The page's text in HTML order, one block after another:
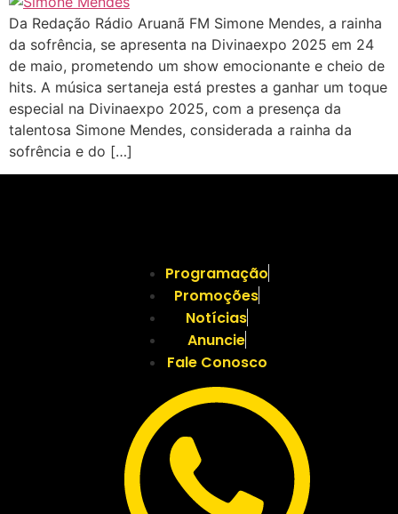
Da Redação Rádio Aruanã FM Simone Mendes, a rainha
da sofrência, se apresenta na Divinaexpo 2025 em 24
de maio, prometendo um show emocionante e cheio de
hits. A música sertaneja está prestes a ganhar um toque
especial na Divinaexpo 2025, com a presença da
talentosa Simone Mendes, considerada a rainha da
sofrência e do […]
Programação
Promoções
Notícias
Anuncie
Fale Conosco